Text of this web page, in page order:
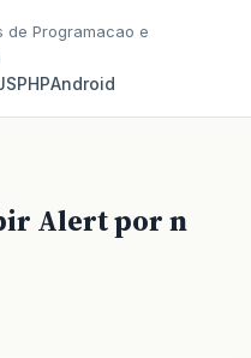
de Programacao e
PHPAndroid
Alert por n